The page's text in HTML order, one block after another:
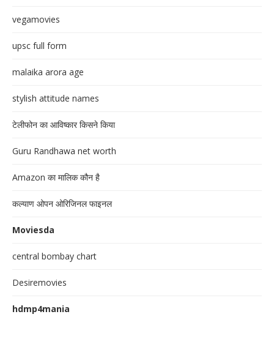
vegamovies
upsc full form
malaika arora age
stylish attitude names
टेलीफोन का आविष्कार किसने किया
Guru Randhawa net worth
Amazon का मालिक कौन है
कल्याण ओपन ओरिजिनल फाइनल
Moviesda
central bombay chart
Desiremovies
hdmp4mania